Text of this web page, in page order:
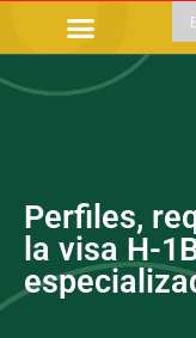
Perfiles,
la visa H-